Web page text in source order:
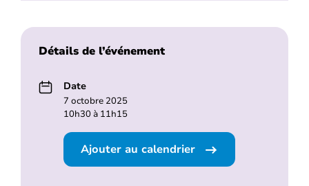
Détails de l’événement
Date
7 octobre 2025
10h30 à 11h15
Ajouter au calendrier